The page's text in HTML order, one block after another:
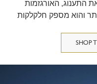
התענוג, האורגזמות
והוא מספק חלקלקות
SHOP